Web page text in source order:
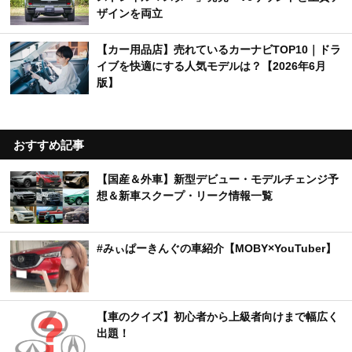
ザインを両立
【カー用品店】売れているカーナビTOP10｜ドラ
イブを快適にする人気モデルは？【2026年6月
版】
おすすめ記事
【国産＆外車】新型デビュー・モデルチェンジ予
想＆新車スクープ・リーク情報一覧
#みぃぱーきんぐの車紹介【MOBY×YouTuber】
【車のクイズ】初心者から上級者向けまで幅広く
出題！